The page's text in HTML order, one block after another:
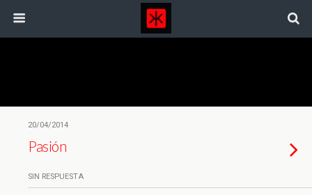
20/04/2014
Pasión
SIN RESPUESTA